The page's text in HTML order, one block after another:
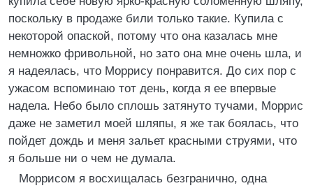
поскольку в продаже били только такие. Купила с
некоторой опаской, потому что она казалась мне
немножко фривольной, но зато она мне очень шла, и
я надеялась, что Моррису понравится. До сих пор с
ужасом вспоминаю тот день, когда я ее впервые
надела. Небо было сплошь затянуто тучами, Моррис
даже не заметил моей шляпы, я же так боялась, что
пойдет дождь и меня зальет красными струями, что
я больше ни о чем не думала.
Моррисом я восхищалась безгранично, одна